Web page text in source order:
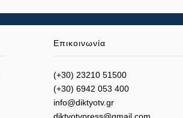
Επικοινωνία
(+30) 23210 51500
(+30) 6942 053 400
info@diktyotv.gr
diktyotvpress@gmail.com